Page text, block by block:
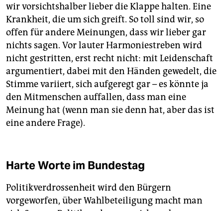
wir vorsichtshalber lieber die Klappe halten. Eine
Krankheit, die um sich greift. So toll sind wir, so
offen für andere Meinungen, dass wir lieber gar
nichts sagen. Vor lauter Harmoniestreben wird
nicht gestritten, erst recht nicht: mit Leidenschaft
argumentiert, dabei mit den Händen gewedelt, die
Stimme variiert, sich aufgeregt gar – es könnte ja
den Mitmenschen auffallen, dass man eine
Meinung hat (wenn man sie denn hat, aber das ist
eine andere Frage).
Harte Worte im Bundestag
Politikverdrossenheit wird den Bürgern
vorgeworfen, über Wahlbeteiligung macht man